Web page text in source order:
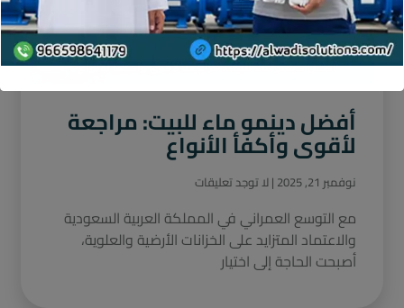
أفضل دينمو ماء للبيت: مراجعة
لأقوى وأكفأ الأنواع
نوفمبر 21, 2025 لا توجد تعليقات
مع التوسع العمراني في المملكة العربية السعودية
والاعتماد المتزايد على الخزانات الأرضية والعلوية،
أصبحت الحاجة إلى اختيار